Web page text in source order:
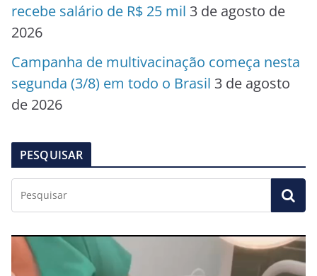
recebe salário de R$ 25 mil 3 de agosto de
2026
Campanha de multivacinação começa nesta
segunda (3/8) em todo o Brasil 3 de agosto
de 2026
PESQUISAR